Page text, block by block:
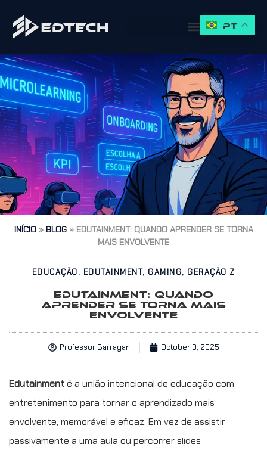
INÍCIO» BLOG» EDUTAINMENT: QUANDO APRENDER SE TORNA
MAIS ENVOLVENTE
EDUCAÇÃO, EDUTAINMENT, GAMING, GERAÇÃO Z
EDUTAINMENT: QUANDO
APRENDER SE TORNA MAIS
ENVOLVENTE
Professor Barragan October 3, 2025
Edutainmenté a união intencional de educação com
entretenimento para tornar o aprendizado mais
envolvente, memorável e eficaz. Em vez de assistir
passivamente a uma aula ou percorrer slides
PT